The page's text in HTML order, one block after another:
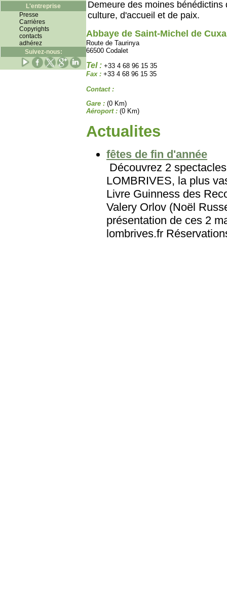
L'entreprise
Presse
Carrières
Copyrights
contacts
adhérez
Suivez-nous:
Demeure des moines
culture, d'accueil et de paix.
Abbaye de Saint-Michel de Cuxa
Route de Taurinya
66500 Codalet
Tel : +33 4 68 96 15 35
Fax : +33 4 68 96 15 35
Contact :
Gare : (0 Km)
Aéroport : (0 Km)
Actualites
fêtes de fin d'année
Découvrez 2
LOMBRIVES, la plus
Livre Guinness des
Valery Orlov (Noël
présentation de ces 2
lombrives.fr